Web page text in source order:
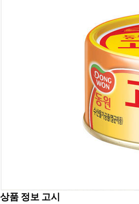
상품 정보 고시